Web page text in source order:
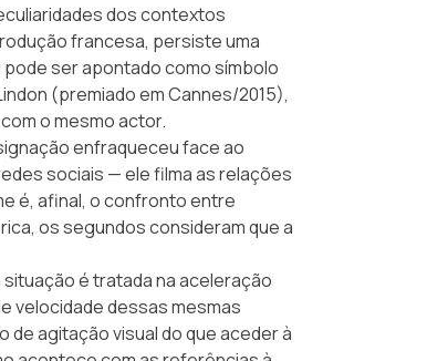
dos contextos
francesa, persiste uma
ser apontado como símbolo
(premiado em Cannes/2015),
o mesmo actor.
enfraqueceu face ao
sociais — ele filma as relações
é, afinal, o confronto entre
os segundos consideram que a
é tratada na aceleração
velocidade dessas mesmas
de agitação visual do que aceder à